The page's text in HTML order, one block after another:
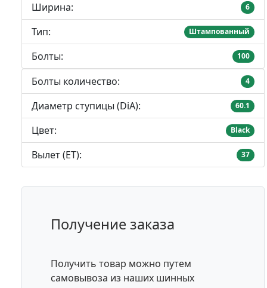
Ширина: 6
Тип: Штампованный
Болты: 100
Болты количество: 4
Диаметр ступицы (DiA): 60.1
Цвет: Black
Вылет (ET): 37
Получение заказа
Получить товар можно путем
самовывоза из наших шинных